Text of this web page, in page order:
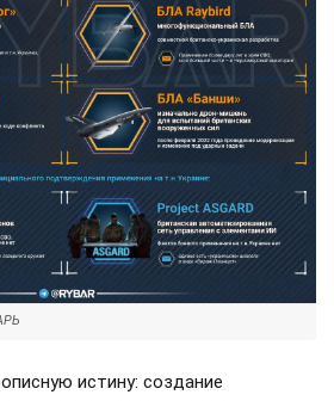
истину: создание